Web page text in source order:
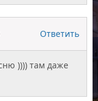
Ответить
)))) там даже